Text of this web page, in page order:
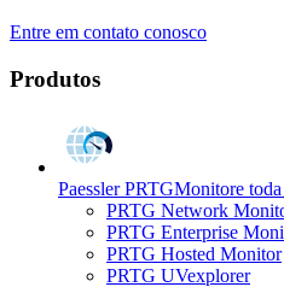
Entre em contato conosco
Produtos
Paessler PRTGMonitore
PRTG Network
PRTG Enterprise
PRTG Hosted Monitor
PRTG UVexplorer